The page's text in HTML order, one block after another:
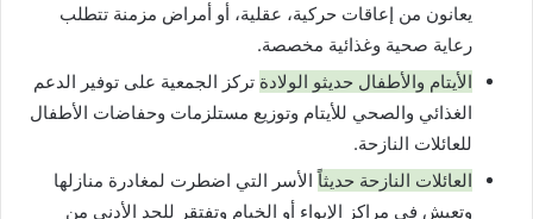
يعانون من إعاقات حركية، عقلية، أو أمراض مزمنة تتطلب
رعاية صحية وغذائية مخصصة.
الأيتام والأطفال حديثو الولادة تركز الجمعية على توفير الدعم
الغذائي والصحي للأيتام وتوزيع مستلزمات وحفاضات الأطفال
للعائلات النازحة.
العائلات النازحة حديثاًالأسر التي اضطرت لمغادرة منازلها
وتعيش في مراكز الإيواء أو الخيام وتفتقر للحد الأدنى من